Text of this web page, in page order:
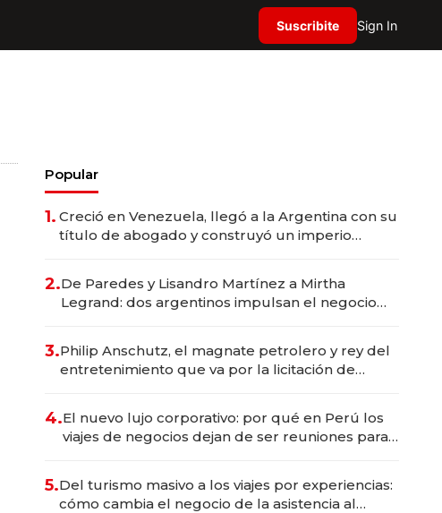
Suscribite Sign In
Popular
1. Creció en Venezuela, llegó a la Argentina con su
título de abogado y construyó un imperio
2.De Paredes y Lisandro Martínez a Mirtha
Legrand: dos argentinos impulsan el negocio
3.Philip Anschutz, el magnate petrolero y rey del
entretenimiento que va por la licitación de
4.El nuevo lujo corporativo: por qué en Perú los
viajes de negocios dejan de ser reuniones para
5.Del turismo masivo a los viajes por experiencias:
cómo cambia el negocio de la asistencia al